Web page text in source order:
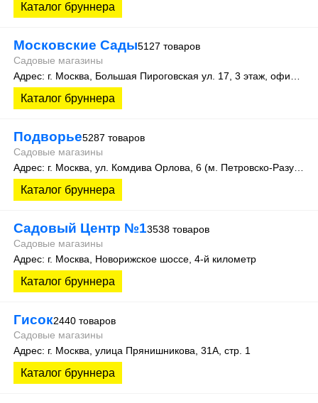
Каталог бруннера
Московские Сады5127 товаров
Садовые магазины
Каталог бруннера
Подворье5287 товаров
Садовые магазины
Каталог бруннера
Садовый Центр №13538 товаров
Садовые магазины
Адрес: г. Москва, Новорижское шоссе, 4-й километр
Каталог бруннера
Гисок2440 товаров
Садовые магазины
Адрес: г. Москва, улица Прянишникова, 31А, стр. 1
Каталог бруннера